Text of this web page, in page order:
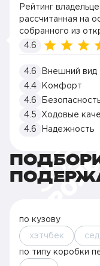
Рейтинг
рассчитанная на
собранного из
4.6
4.6
Внешний вид
4.4
Комфорт
4.6
4.5
Ходовые
4.6
Надежность
по кузову
хэтчбек
по типу коробки